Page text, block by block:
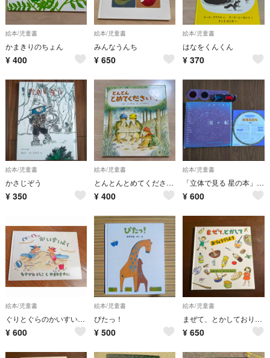
絵本/児童書
かまきりのちょん
¥ 400
絵本/児童書
みんなうんち
¥ 650
絵本/児童書
はなをくんくん
¥ 370
絵本/児童書
かさじぞう
¥ 350
絵本/児童書
とんとんとめてくださいな
¥ 400
絵本/児童書
「立体で見る 星の本」四谷大塚 星座早見盤付き
¥ 600
絵本/児童書
ぐりとぐらのかいすいよく
¥ 600
絵本/児童書
ぴたっ！
¥ 500
絵本/児童書
まぜて、とかしておりょうりしよう
¥ 650